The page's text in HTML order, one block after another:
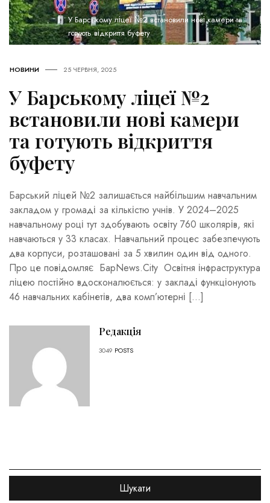
У Барському ліцеї №2 встановили нові камери та
готують відкриття буфету
НОВИНИ 25 ЧЕРВНЯ, 2025
У Барському ліцеї №2
встановили нові камери
та готують відкриття
буфету
Барський ліцей №2 залишається найбільшим навчальним
закладом у громаді за кількістю учнів. У 2024–2025
навчальному році тут здобувають освіту 760 школярів, які
навчаються у 33 класах. Навчальний процес забезпечують
два корпуси, розташовані за 5 хвилин один від одного.
Про це повідомляє БарNews.City Освітня інфраструктура
ліцею постійно вдосконалюється: у закладі функціонують
46 навчальних кабінетів, два комп’ютерні […]
Редакція
3049 POSTS